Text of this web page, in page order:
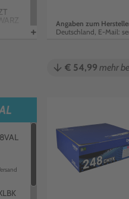
+ Angaben zum
Deutschland, E-Mail:
arrow_downward € 54,99 mehr